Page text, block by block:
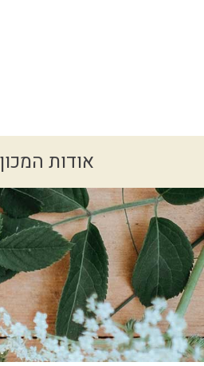
אודות המכון